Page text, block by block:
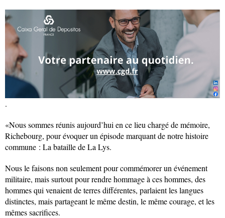
.
«Nous sommes réunis aujourd’hui en ce lieu chargé de mémoire,
Richebourg, pour évoquer un épisode marquant de notre histoire
commune : La bataille de La Lys.
Nous le faisons non seulement pour commémorer un événement
militaire, mais surtout pour rendre hommage à ces hommes, des
hommes qui venaient de terres différentes, parlaient les langues
distinctes, mais partageant le même destin, le même courage, et les
mêmes sacrifices.